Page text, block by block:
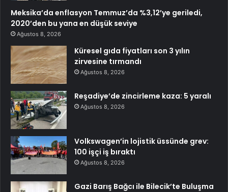
Meksika’da enflasyon Temmuz’da %3,12’ye geriledi,
2020’den bu yana en düşük seviye
Ağustos 8, 2026
Küresel gıda fiyatları son 3 yılın
zirvesine tırmandı
Ağustos 8, 2026
Reşadiye’de zincirleme kaza: 5 yaralı
Ağustos 8, 2026
Volkswagen’in lojistik üssünde grev:
100 işçi iş bıraktı
Ağustos 8, 2026
Gazi Barış Bağcı ile Bilecik’te Buluşma